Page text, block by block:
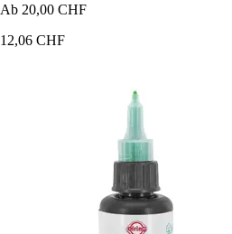
Ab 20,00 CHF
12,06 CHF